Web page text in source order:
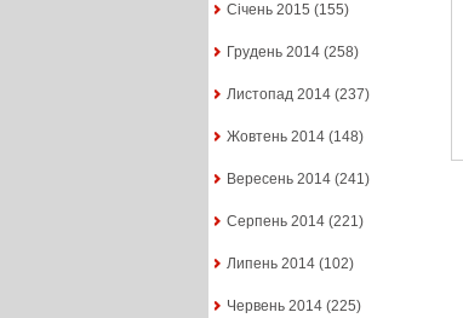
Січень 2015 (155)
Грудень 2014(258)
Листопад 2014(237)
Жовтень 2014(148)
Вересень 2014(241)
Серпень 2014(221)
Липень 2014(102)
Червень 2014(225)